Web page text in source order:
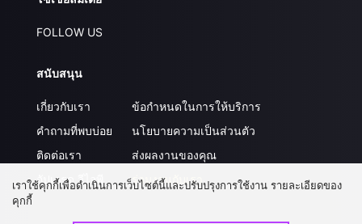
FOLLOW US
สนับสนุน
เกี่ยวกับเรา
คำถามที่พบบ่อย
ติดต่อเรา
อัปเกรด วีไอพี
ข้อกำหนดในการให้บริการ
นโยบายความเป็นส่วนตัว
ส่งผลงานของคุณ
ร่วมงานกับเรา
เราใช้คุกกี้เพื่อดำเนินการเว็บไซต์นี้และปรับปรุงการใช้งาน รายละเอียดของ
คุกกี้